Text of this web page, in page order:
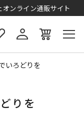
ンライン通販サイト
いろどりを
りを